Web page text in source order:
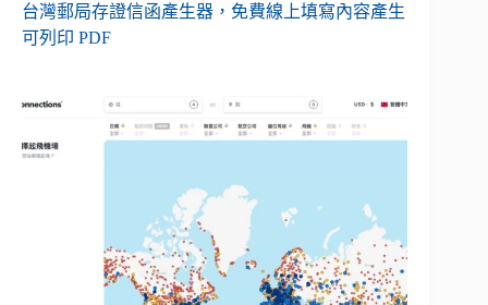
台灣郵局存證信函產生器，免費線上填寫內容產生
可列印 PDF